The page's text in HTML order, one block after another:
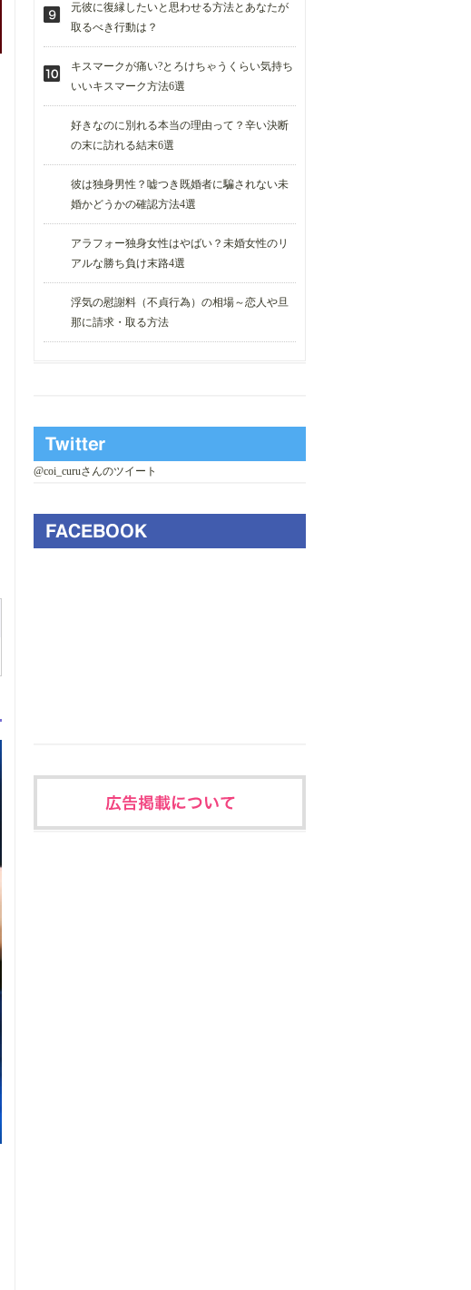
元彼に復縁したいと思わせる方法とあなたが
取るべき行動は？
キスマークが痛い?とろけちゃうくらい気持ち
いいキスマーク方法6選
好きなのに別れる本当の理由って？辛い決断
の末に訪れる結末6選
彼は独身男性？嘘つき既婚者に騙されない未
婚かどうかの確認方法4選
アラフォー独身女性はやばい？未婚女性のリ
アルな勝ち負け末路4選
浮気の慰謝料（不貞行為）の相場～恋人や旦
那に請求・取る方法
@coi_curuさんのツイート